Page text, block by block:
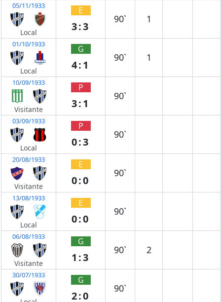
05/11/1933
Local
E
3:3
90` 1
01/10/1933
Local
G
4:1
90` 1
10/09/1933
Visitante
P
3:1
90`
03/09/1933
Local
P
0:3
90`
20/08/1933
Visitante
E
0:0
90`
13/08/1933
Local
E
0:0
90`
06/08/1933
Visitante
G
1:3
90` 2
30/07/1933 G
2:0
90`